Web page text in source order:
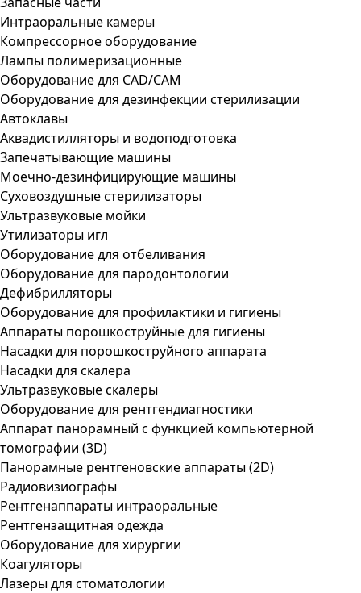
Интраоральные камеры
Компрессорное оборудование
Лампы полимеризационные
Оборудование для CAD/CAM
Оборудование для дезинфекции стерилизации
Автоклавы
Аквадистилляторы и водоподготовка
Запечатывающие машины
Моечно-дезинфицирующие машины
Суховоздушные стерилизаторы
Ультразвуковые мойки
Утилизаторы игл
Оборудование для отбеливания
Оборудование для пародонтологии
Дефибрилляторы
Оборудование для профилактики и гигиены
Аппараты порошкоструйные для гигиены
Насадки для порошкоструйного аппарата
Насадки для скалера
Ультразвуковые скалеры
Оборудование для рентгендиагностики
Аппарат панорамный с функцией компьютерной
томографии (3D)
Панорамные рентгеновские аппараты (2D)
Радиовизиографы
Рентгенаппараты интраоральные
Рентгензащитная одежда
Оборудование для хирургии
Коагуляторы
Лазеры для стоматологии